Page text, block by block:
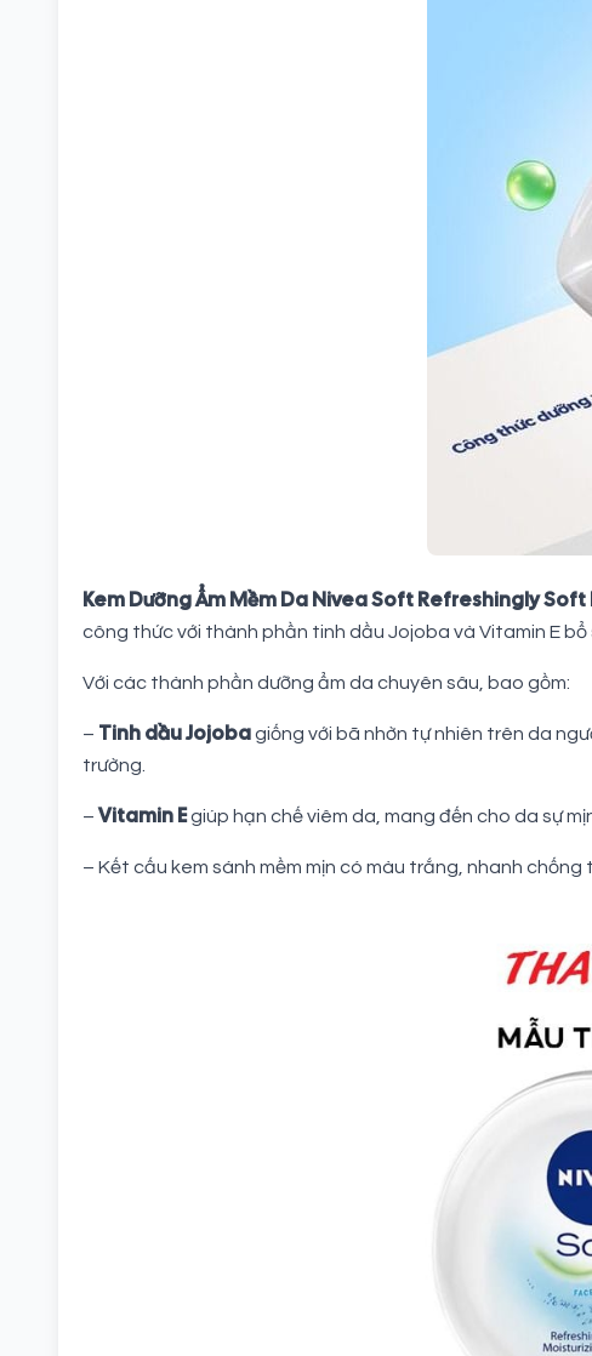
Kem Dưỡng Ẩm Mềm Da Nivea Soft Refreshingly
công thức với thành phần tinh dầu Jojoba và Vitamin E
Với các thành phần dưỡng ẩm da chuyên sâu, bao gồm:
– Tinh dầu Jojobagiống với bã nhờn tự nhiên trên da
trường.
– Vitamin Egiúp hạn chế viêm da, mang đến cho da sự
– Kết cấu kem sánh mềm mịn có màu trắng, nhanh chống